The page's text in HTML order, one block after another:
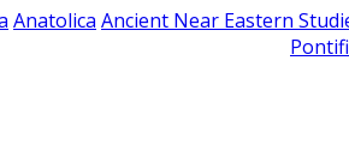
Anatolica Ancient Near Eastern